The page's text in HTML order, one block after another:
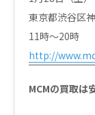
東京都渋谷区
11時～20時
http://
MCMの買取は